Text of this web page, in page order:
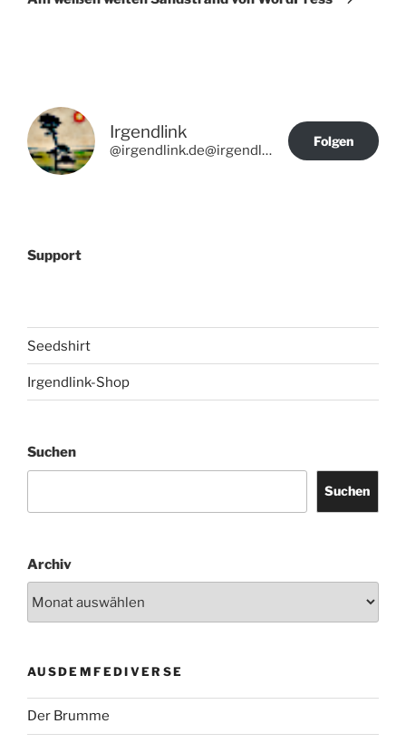
Irgendlink
@irgendlink.de@irgendlink.de
Folgen
Support
Seedshirt
Irgendlink-Shop
Suchen
Suchen
Archiv
AUSDEMFEDIVERSE
Der Brumme